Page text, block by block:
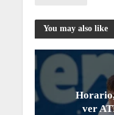
You may also like
ver